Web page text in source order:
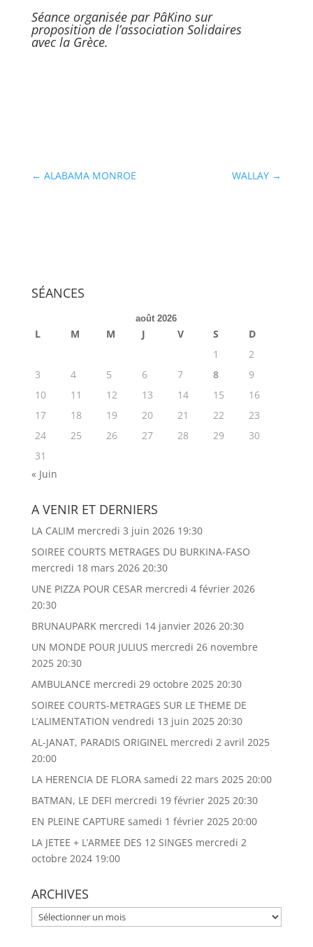
Séance organisée par PâKino sur
proposition de l’association Solidaires
avec la Grèce.
← ALABAMA MONROE WALLAY →
SÉANCES
août 2026
L M M J V S
D
1
2
3
4 5 6 7 8
9
10
11 12 13 14 15
16
17
18 19 20 21 22
23
24
25 26 27 28 29
30
31
« Juin
A VENIR ET DERNIERS
LA CALIM mercredi 3 juin 2026 19:30
SOIREE COURTS METRAGES DU BURKINA-FASO
mercredi 18 mars 2026 20:30
UNE PIZZA POUR CESAR mercredi 4 février 2026
20:30
BRUNAUPARK mercredi 14 janvier 2026 20:30
UN MONDE POUR JULIUS mercredi 26 novembre
2025 20:30
AMBULANCE mercredi 29 octobre 2025 20:30
SOIREE COURTS-METRAGES SUR LE THEME DE
L’ALIMENTATION vendredi 13 juin 2025 20:30
AL-JANAT, PARADIS ORIGINEL mercredi 2 avril 2025
20:00
LA HERENCIA DE FLORA samedi 22 mars 2025 20:00
BATMAN, LE DEFI mercredi 19 février 2025 20:30
EN PLEINE CAPTURE samedi 1 février 2025 20:00
LA JETEE + L’ARMEE DES 12 SINGES mercredi 2
octobre 2024 19:00
ARCHIVES
ARCHIVES